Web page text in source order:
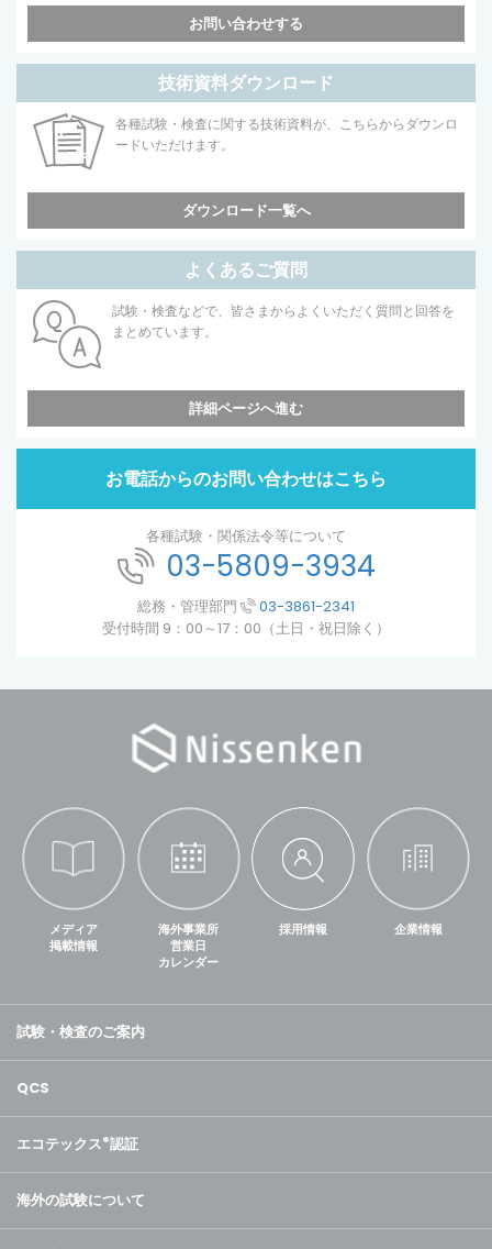
お問い合わせする
技術資料ダウンロード
各種試験・検査に関する技術資料が、こちらからダウンロ
ードいただけます。
ダウンロード一覧へ
よくあるご質問
試験・検査などで、皆さまからよくいただく質問と回答を
まとめています。
詳細ページへ進む
お電話からのお問い合わせはこちら
各種試験・関係法令等について
03-5809-3934
総務・管理部門
03-3861-2341
受付時間 9：00～17：00（土日・祝日除く）
メディア
掲載情報
海外事業所
営業日
カレンダー
採用情報 企業情報
試験・検査のご案内
QCS
エコテックス®認証
海外の試験について